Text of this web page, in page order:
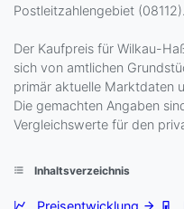
Postleitzahlengebiet (08112).
Der Kaufpreis für Wilkau-
sich von amtlichen
primär aktuelle Marktdaten
Die gemachten Angaben
Vergleichswerte für den
Inhaltsverzeichnis
Preisentwicklung